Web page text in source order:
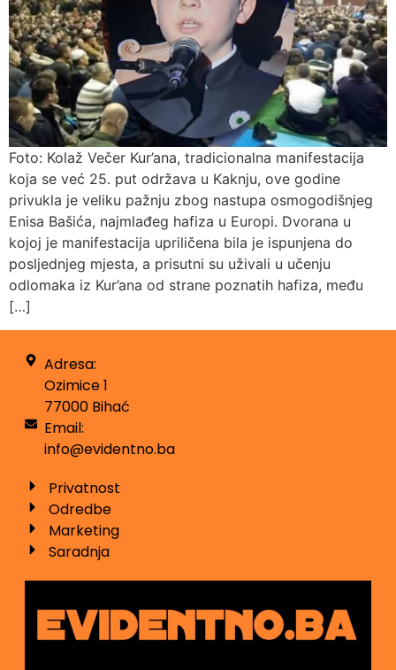
Foto: Kolaž Večer Kur’ana, tradicionalna manifestacija
koja se već 25. put održava u Kaknju, ove godine
privukla je veliku pažnju zbog nastupa osmogodišnjeg
Enisa Bašića, najmlađeg hafiza u Europi. Dvorana u
kojoj je manifestacija upriličena bila je ispunjena do
posljednjeg mjesta, a prisutni su uživali u učenju
odlomaka iz Kur’ana od strane poznatih hafiza, među
[…]
Adresa:
Ozimice 1
77000 Bihać
Email:
info@evidentno.ba
Privatnost
Odredbe
Marketing
Saradnja